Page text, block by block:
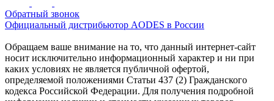
Обратный звонок
Официальный дистрибьютор AODES в России
Обращаем ваше внимание на то, что данный интернет-сайт
носит исключительно информационный характер и ни при
каких условиях не является публичной офертой,
определяемой положениями Статьи 437 (2) Гражданского
кодекса Российской Федерации. Для получения подробной